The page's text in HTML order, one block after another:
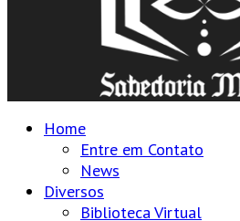
Home
Entre em Contato
News
Diversos
Biblioteca Virtual